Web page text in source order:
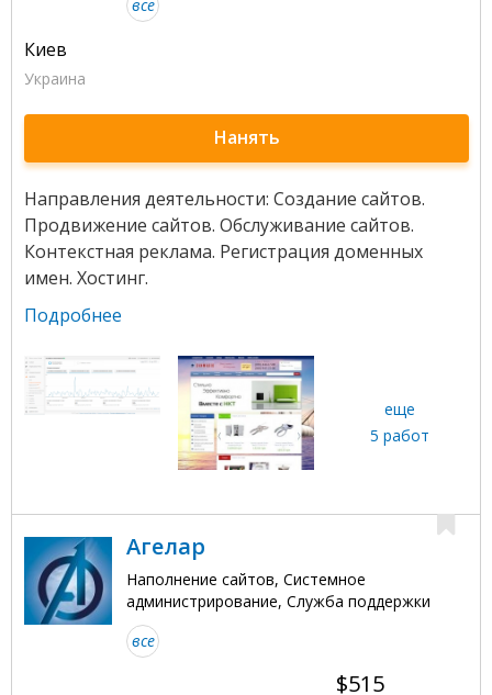
все
Киев
Украина
Нанять
Направления деятельности: Создание сайтов.
Продвижение сайтов. Обслуживание сайтов.
Контекстная реклама. Регистрация доменных
имен. Хостинг.
Подробнее
еще
5 работ
Агелар
Наполнение сайтов, Системное
администрирование, Служба поддержки
все
$515